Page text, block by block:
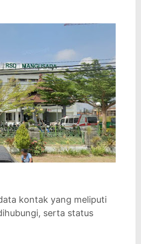
kontak yang meliputi
serta status